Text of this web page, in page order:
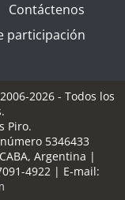
Contáctenos
participación
2026 - Todos los
Piro.
5346433
CABA, Argentina |
4922| E-mail: